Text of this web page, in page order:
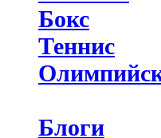
Бокс
Теннис
Блоги